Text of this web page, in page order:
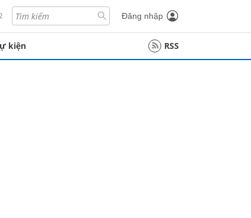
Đăng nhập
kiện RSS